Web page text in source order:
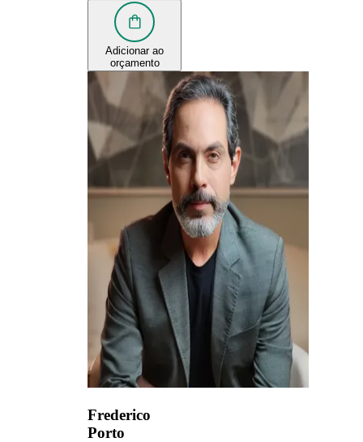
Adicionar ao
orçamento
Frederico
Porto